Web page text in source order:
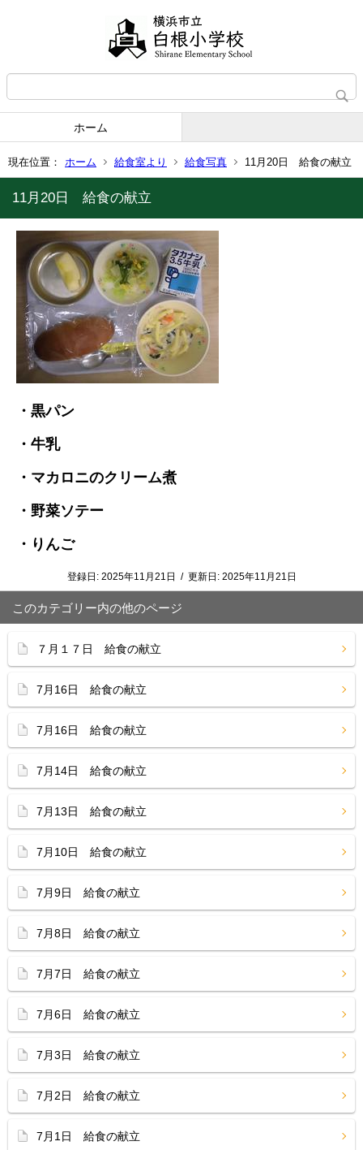
ホーム
現在位置： ホーム 給食室より 給食写真 11月20日 給食の献立
11月20日 給食の献立
・黒パン
・牛乳
・マカロニのクリーム煮
・野菜ソテー
・りんご
登録日: 2025年11月21日 / 更新日: 2025年11月21日
このカテゴリー内の他のページ
７月１７日 給食の献立
7月16日 給食の献立
7月16日 給食の献立
7月14日 給食の献立
7月13日 給食の献立
7月10日 給食の献立
7月9日 給食の献立
7月8日 給食の献立
7月7日 給食の献立
7月6日 給食の献立
7月3日 給食の献立
7月2日 給食の献立
7月1日 給食の献立